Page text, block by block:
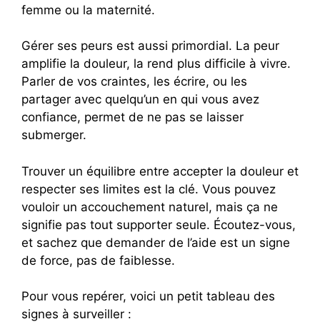
femme ou la maternité.
Gérer ses peurs est aussi primordial. La peur
amplifie la douleur, la rend plus difficile à vivre.
Parler de vos craintes, les écrire, ou les
partager avec quelqu’un en qui vous avez
confiance, permet de ne pas se laisser
submerger.
Trouver un équilibre entre accepter la douleur et
respecter ses limites est la clé. Vous pouvez
vouloir un accouchement naturel, mais ça ne
signifie pas tout supporter seule. Écoutez-vous,
et sachez que demander de l’aide est un signe
de force, pas de faiblesse.
Pour vous repérer, voici un petit tableau des
signes à surveiller :